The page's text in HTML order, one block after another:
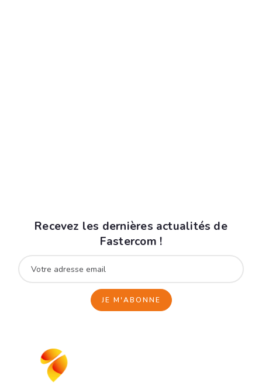
Recevez les dernières actualités de
Fastercom !